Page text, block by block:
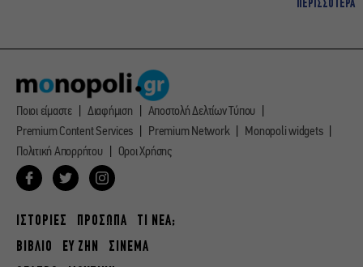
ΠΕΡΙΣΣΟΤΕΡΑ
Ποιοι είμαστε Διαφήμιση
Αποστολή Δελτίων Τύπου
Premium Content Services
Premium Network
Monopoli widgets
Πολιτική Απορρήτου
Οροι Χρήσης
ΙΣΤΟΡΙΕΣ ΠΡΟΣΩΠΑ
ΤΙ ΝΕΑ;
ΒΙΒΛΙΟ
ΕΥ ΖΗΝ
ΣΙΝΕΜΑ